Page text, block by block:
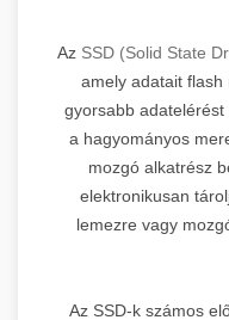
Az SSD (Solid State
amely adatait flash
gyorsabb
a hagyományos
mozgó alkatrész
elektronikusan
lemezre vagy
Az SSD-k számos